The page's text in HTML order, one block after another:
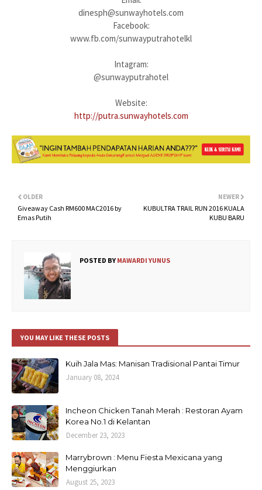
dinesph@sunwayhotels.com
Facebook:
www.fb.com/sunwayputrahotelkl
Intagram:
@sunwayputrahotel
Website:
http://putra.sunwayhotels.com
NEWER
KUBULTRA TRAIL RUN 2016 KUALA
KUBU BARU
OLDER
Giveaway Cash RM600 MAC2016 by
Emas Putih
POSTED BY MAWARDI YUNUS
YOU MAY LIKE THESE POSTS
Kuih Jala Mas: Manisan Tradisional Pantai Timur
January 08, 2024
Incheon Chicken Tanah Merah : Restoran Ayam
Korea No.1 di Kelantan
December 23, 2023
Marrybrown : Menu Fiesta Mexicana yang
Menggiurkan
August 25, 2023